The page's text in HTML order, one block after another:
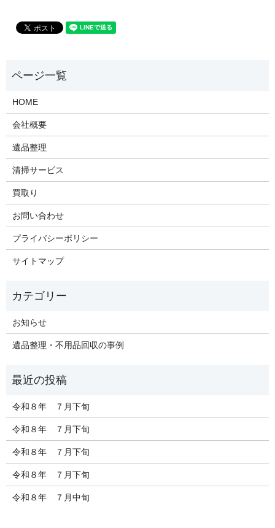
HOME
会社概要
遺品整理
清掃サービス
買取り
お問い合わせ
プライバシーポリシー
サイトマップ
お知らせ
遺品整理・不用品回収の事例
令和８年 ７月下旬
令和８年 ７月下旬
令和８年 ７月下旬
令和８年 ７月下旬
令和８年 ７月中旬